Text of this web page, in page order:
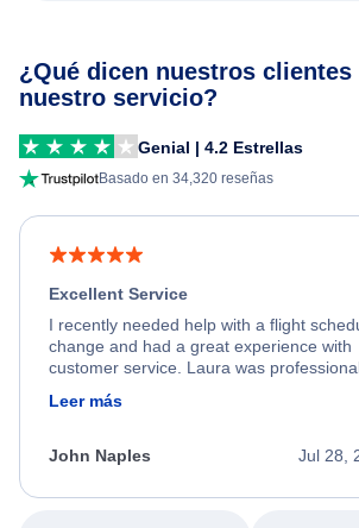
¿Qué dicen nuestros clientes
nuestro servicio?
Genial | 4.2 Estrellas
Basado en 34,320 reseñas
Excellent Service
I recently needed help with a flight
change and had a great experience with
customer service. Laura was
friendly, and very helpful throughout the
process. She quickly found a solution and
appreciate her excellent service.
Leer más
Jul 28,
John Naples